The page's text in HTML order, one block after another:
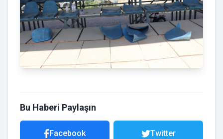
Bu Haberi Paylaşın
Facebook Twitter